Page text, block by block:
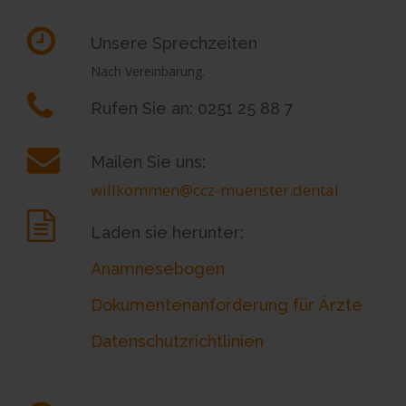
Unsere Sprechzeiten
Nach Vereinbarung.
Rufen Sie an: 0251 25 88 7
Mailen Sie uns:
willkommen@ccz-muenster.dental
Laden sie herunter:
Anamnesebogen
Dokumentenanforderung für Ärzte
Datenschutzrichtlinien